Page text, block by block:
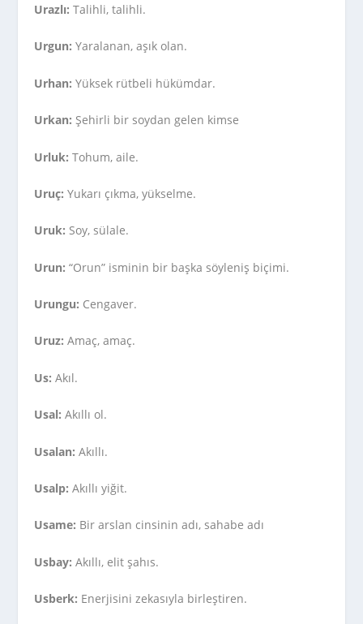
Urazlı: Talihli, talihli.
Urgun: Yaralanan, aşık olan.
Urhan: Yüksek rütbeli hükümdar.
Urkan: Şehirli bir soydan gelen kimse
Urluk: Tohum, aile.
Uruç: Yukarı çıkma, yükselme.
Uruk: Soy, sülale.
Urun: “Orun” isminin bir başka söyleniş biçimi.
Urungu: Cengaver.
Uruz: Amaç, amaç.
Us: Akıl.
Usal: Akıllı ol.
Usalan: Akıllı.
Usalp: Akıllı yiğit.
Usame: Bir arslan cinsinin adı, sahabe adı
Usbay: Akıllı, elit şahıs.
Usberk: Enerjisini zekasıyla birleştiren.